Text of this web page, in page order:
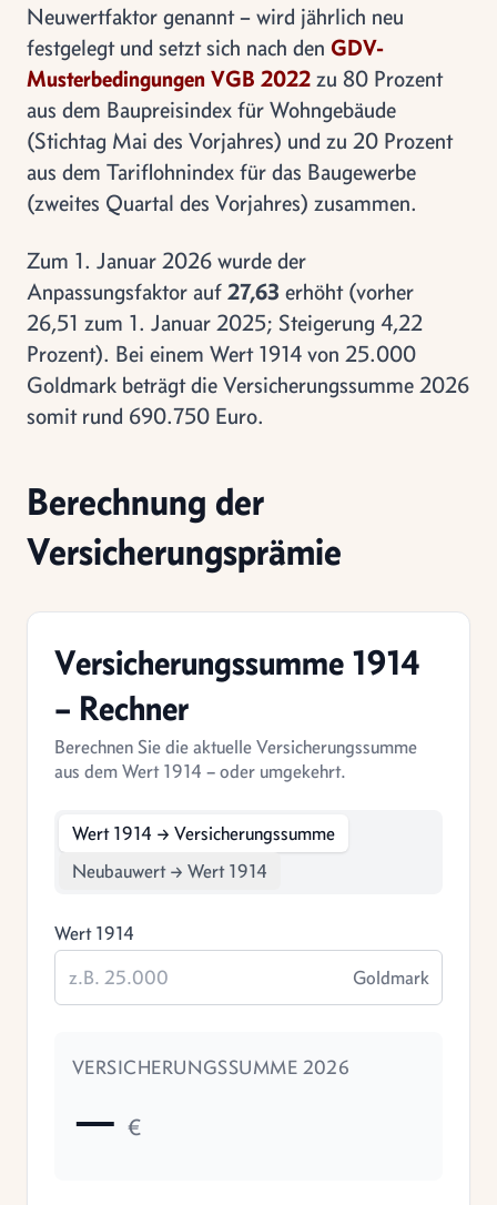
Neuwertfaktor genannt – wird jährlich neu
festgelegt und setzt sich nach den GDV-
Musterbedingungen VGB 2022 zu 80 Prozent
aus dem Baupreisindex für Wohngebäude
(Stichtag Mai des Vorjahres) und zu 20 Prozent
aus dem Tariflohnindex für das Baugewerbe
(zweites Quartal des Vorjahres) zusammen.
Zum 1. Januar 2026 wurde der
Anpassungsfaktor auf 27,63 erhöht (vorher
26,51 zum 1. Januar 2025; Steigerung 4,22
Prozent). Bei einem Wert 1914 von 25.000
Goldmark beträgt die Versicherungssumme 2026
somit rund 690.750 Euro.
Berechnung der
Versicherungsprämie
Versicherungssumme 1914
– Rechner
Berechnen Sie die aktuelle Versicherungssumme
aus dem Wert 1914 – oder umgekehrt.
Wert 1914 → Versicherungssumme
Neubauwert → Wert 1914
Wert 1914
Goldmark
VERSICHERUNGSSUMME 2026
— €